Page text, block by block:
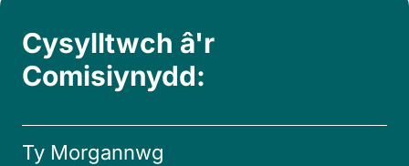
Cysylltwch â'r
Comisiynydd:
Ty Morgannwg